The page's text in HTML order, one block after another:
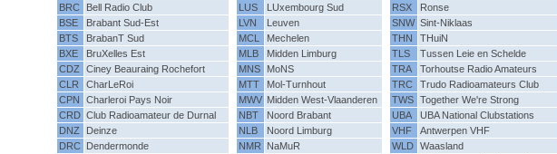
BRC
Bell Radio Club LUS LUxembourg Sud RSX
Ronse
BSE
Brabant Sud-Est LVN Leuven SNW Sint-Niklaas
BTS
BrabanT Sud MCL Mechelen THN
THuiN
BXE
BruXelles Est MLB Midden Limburg TLS
Tussen Leie en Schelde
CDZ
Ciney Beauraing Rochefort MNS MoNS TRA
Torhoutse Radio Amateurs
CLR
CharLeRoi MTT Mol-Turnhout TRC
Trudo Radioamateurs Club
CPN
Charleroi Pays Noir MWV Midden West-Vlaanderen TWS
Together We're Strong
CRD Club Radioamateur de Durnal NBT Noord Brabant UBA
UBA National Clubstations
DNZ
Deinze NLB Noord Limburg VHF
Antwerpen VHF
DRC
Dendermonde NMR NaMuR WLD
Waasland